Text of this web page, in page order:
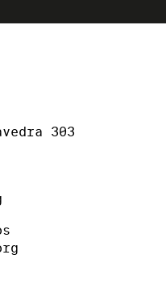
303